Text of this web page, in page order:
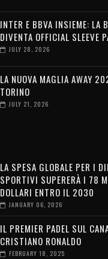
INTER E BBVA INSIEME: LA
DIVENTA OFFICIAL SLEEVE
JULY 28, 2026
LA NUOVA MAGLIA AWAY
TORINO
JULY 21, 2026
LA SPESA GLOBALE PER I
SPORTIVI SUPERERÀ I 78
DOLLARI ENTRO IL 2030
JANUARY 06, 2026
IL PREMIER PADEL SUL
CRISTIANO RONALDO
FEBRUARY 18, 2025